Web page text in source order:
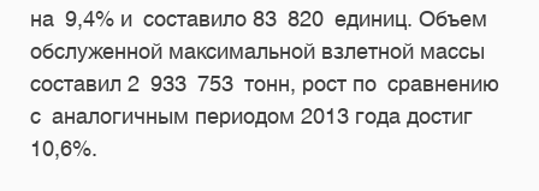
на 9,4% и составило 83 820 единиц. Объем
обслуженной максимальной взлетной массы
составил 2 933 753 тонн, рост по сравнению
с аналогичным периодом 2013 года достиг
10,6%.